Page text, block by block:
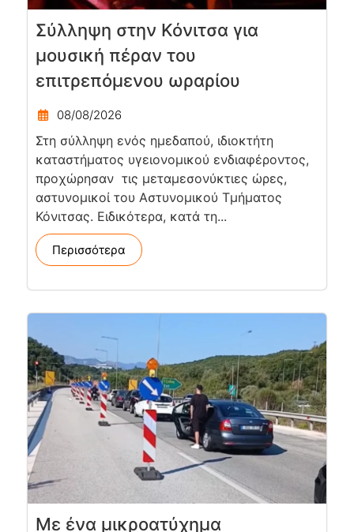
Σύλληψη στην Κόνιτσα για
μουσική πέραν του
επιτρεπόμενου ωραρίου
08/08/2026
Στη σύλληψη ενός ημεδαπού, ιδιοκτήτη
καταστήματος υγειονομικού ενδιαφέροντος,
προχώρησαν τις μεταμεσονύκτιες ώρες,
αστυνομικοί του Αστυνομικού Τμήματος
Κόνιτσας. Ειδικότερα, κατά τη...
Περισσότερα
Με ένα μικροατύχημα